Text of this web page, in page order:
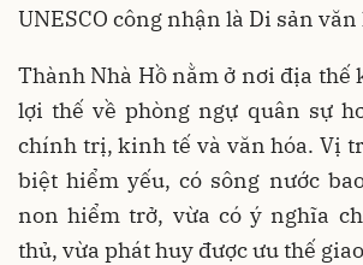
UNESCO công nhận là Di sản
Thành Nhà Hồ nằm ở nơi địa thế
lợi thế về phòng ngự quân sự
chính trị, kinh tế và văn hóa. Vị
biệt hiểm yếu, có sông nước
non hiểm trở, vừa có ý nghĩa
thủ, vừa phát huy được ưu thế